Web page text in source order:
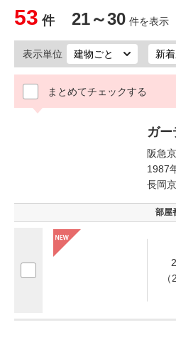
53 件 21～30 件を表示
表示単位
まとめてチェックする
ガ
阪急
1987
長岡
部屋